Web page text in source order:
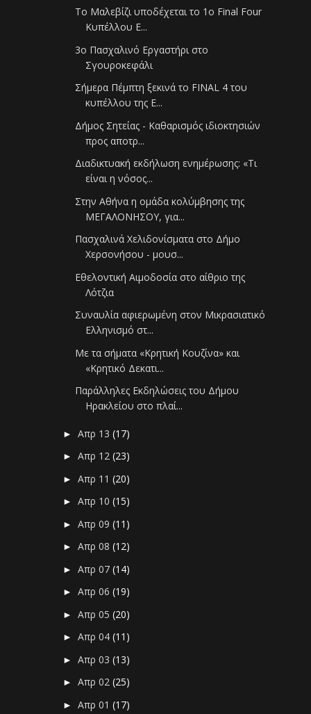
Το Μαλεβίζι υποδέχεται το 1ο Final Four
Κυπέλλου Ε...
3ο Πασχαλινό Εργαστήρι στο
Σγουροκεφάλι
Σήμερα Πέμπτη ξεκινά το FINAL 4 του
κυπέλλου της Ε...
Δήμος Σητείας - Καθαρισμός ιδιοκτησιών
προς αποτρ...
Διαδικτυακή εκδήλωση ενημέρωσης: «Τι
είναι η νόσος...
Στην Αθήνα η ομάδα κολύμβησης της
ΜΕΓΑΛΟΝΗΣΟΥ, για...
Πασχαλινά Χελιδονίσματα στο Δήμο
Χερσονήσου - μουσ...
Εθελοντική Αιμοδοσία στο αίθριο της
Λότζια
Συναυλία αφιερωμένη στον Μικρασιατικό
Ελληνισμό στ...
Με τα σήματα «Κρητική Κουζίνα» και
«Κρητικό Δεκατι...
Παράλληλες Εκδηλώσεις του Δήμου
Ηρακλείου στο πλαί...
►Απρ 13(17)
►Απρ 12(23)
►Απρ 11(20)
►Απρ 10(15)
►Απρ 09(11)
►Απρ 08(12)
►Απρ 07(14)
►Απρ 06(19)
►Απρ 05(20)
►Απρ 04(11)
►Απρ 03(13)
►Απρ 02(25)
►Απρ 01(17)